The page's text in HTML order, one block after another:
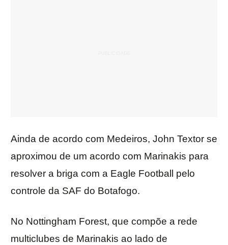
Ainda de acordo com Medeiros, John Textor se
aproximou de um acordo com Marinakis para
resolver a briga com a Eagle Football pelo
controle da SAF do Botafogo.
No Nottingham Forest, que compõe a rede
multiclubes de Marinakis ao lado de